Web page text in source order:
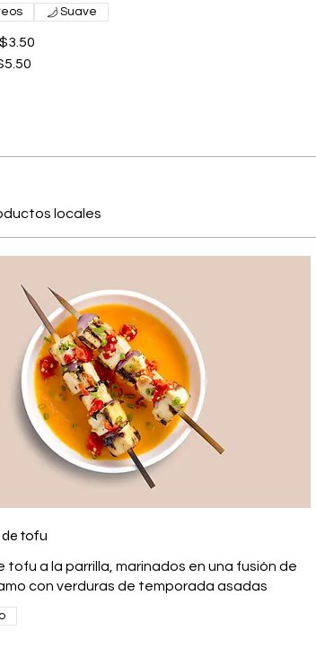
$3.50
Suave
locales
tofu
tofu a la parrilla, marinados en una fusión de
con verduras de temporada asadas